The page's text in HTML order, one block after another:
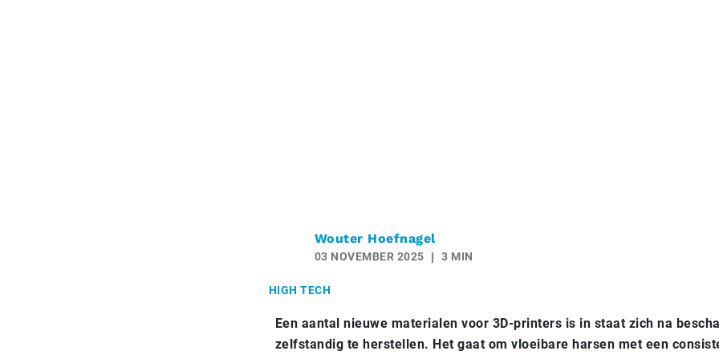
Wouter Hoefnagel
03 NOVEMBER 2025 3 MIN
HIGH TECH
Een aantal nieuwe materialen voor 3D-printers is in staat zich na
zelfstandig te herstellen. Het gaat om vloeibare harsen met een